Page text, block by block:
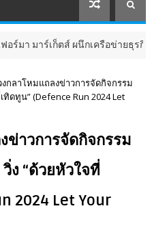
นึกเครือข่ายธุรกิจท่องเที่ยว-บริกา
งกลาโหมแถลงข่าวการจัดกิจกรรม
ทิดทูน” (Defence Run 2024 Let
ข่าวการจัดกิจกรรม
ง “ด้วยหัวใจที่
2024 Let Your